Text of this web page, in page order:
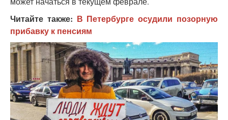
Читайте также: В Петербурге осудили позорную
прибавку к пенсиям